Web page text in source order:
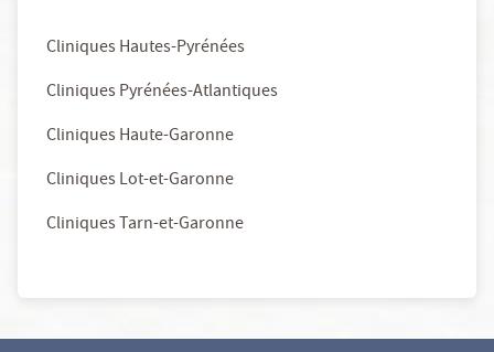
Cliniques Hautes-Pyrénées
Cliniques Pyrénées-Atlantiques
Cliniques Haute-Garonne
Cliniques Lot-et-Garonne
Cliniques Tarn-et-Garonne